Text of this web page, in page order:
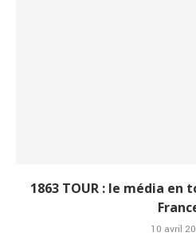
1863 TOUR : le média
10 avril